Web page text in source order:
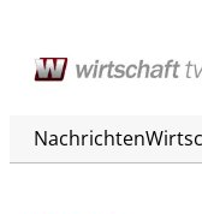
Nachrichten